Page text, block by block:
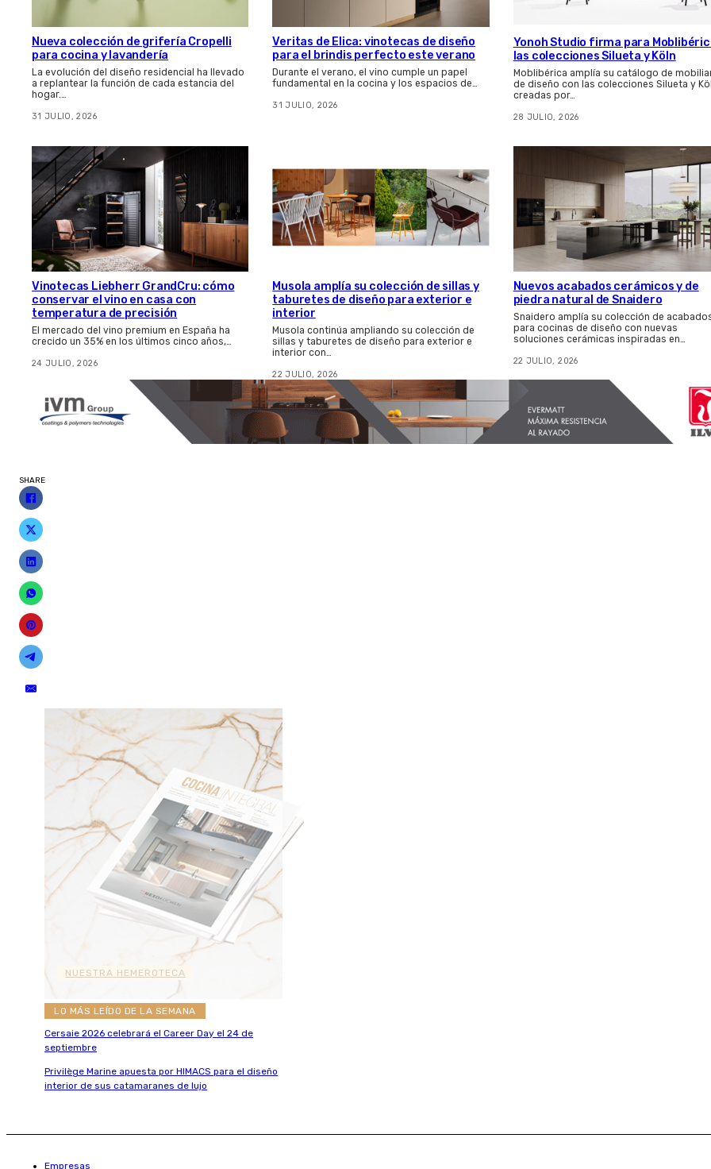
Nueva colección de grifería Cropelli
para cocina y lavandería
La evolución del diseño residencial ha llevado
a replantear la función de cada estancia del
hogar.…
31 JULIO, 2026
Veritas de Elica: vinotecas de diseño
para el brindis perfecto este verano
Durante el verano, el vino cumple un papel
fundamental en la cocina y los espacios de…
31 JULIO, 2026
Yonoh Studio firma para
las colecciones Silueta y Köln
Moblibérica amplía su catálogo de
de diseño con las colecciones Silueta y
creadas por…
28 JULIO, 2026
Vinotecas Liebherr GrandCru: cómo
conservar el vino en casa con
temperatura de precisión
El mercado del vino premium en España ha
crecido un 35% en los últimos cinco años,…
24 JULIO, 2026
Musola amplía su colección de sillas y
taburetes de diseño para exterior e
interior
Musola continúa ampliando su colección de
sillas y taburetes de diseño para exterior e
interior con…
22 JULIO, 2026
Nuevos acabados cerámicos y de
piedra natural de Snaidero
Snaidero amplía su colección de
para cocinas de diseño con nuevas
soluciones cerámicas inspiradas en…
22 JULIO, 2026
SHARE
NUESTRA HEMEROTECA
LO MÁS LEÍDO DE LA SEMANA
Cersaie 2026 celebrará el Career Day el 24 de
septiembre
Privilège Marine apuesta por HIMACS para el diseño
interior de sus catamaranes de lujo
Empresas